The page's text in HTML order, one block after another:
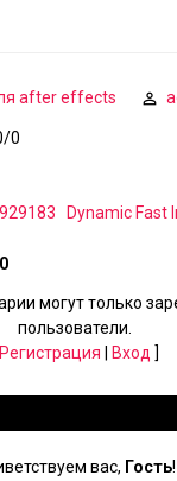
after effects
/0
Dynamic Fast
0
могут только
пользователи.
Регистрация Вход ]
вас, Гость!